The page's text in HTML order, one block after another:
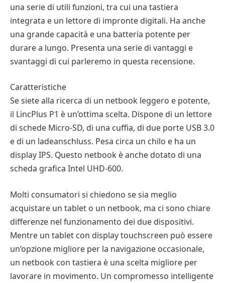
una serie di utili funzioni, tra cui una tastiera
integrata e un lettore di impronte digitali. Ha anche
una grande capacità e una batteria potente per
durare a lungo. Presenta una serie di vantaggi e
svantaggi di cui parleremo in questa recensione.
Caratteristiche
Se siete alla ricerca di un netbook leggero e potente,
il LincPlus P1 è un’ottima scelta. Dispone di un lettore
di schede Micro-SD, di una cuffia, di due porte USB 3.0
e di un ladeanschluss. Pesa circa un chilo e ha un
display IPS. Questo netbook è anche dotato di una
scheda grafica Intel UHD-600.
Molti consumatori si chiedono se sia meglio
acquistare un tablet o un netbook, ma ci sono chiare
differenze nel funzionamento dei due dispositivi.
Mentre un tablet con display touchscreen può essere
un’opzione migliore per la navigazione occasionale,
un netbook con tastiera è una scelta migliore per
lavorare in movimento. Un compromesso intelligente